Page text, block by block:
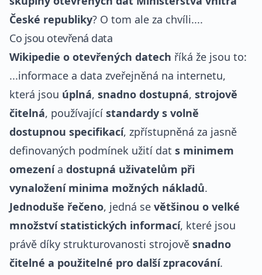
České republiky? O tom ale za chvíli....
Co jsou otevřená data
Wikipedie o otevřených datech říká že jsou to:
...informace a data zveřejněná na internetu,
která jsou úplná, snadno dostupná, strojově
čitelná, používající standardy s volně
dostupnou specifikací, zpřístupněná za jasně
definovaných podmínek užití dat s minimem
omezenía dostupná uživatelům při
vynaložení minima možných nákladů.
Jednoduše řečeno, jedná se většinou o velké
množství statistických informací, které jsou
právě díky strukturovanosti strojově snadno
čitelné a použitelné pro další zpracování.